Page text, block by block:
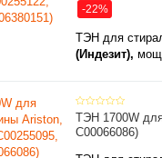
-22%
ТЭН для
(Индезит),
ТЭН 1700W
C00066086)